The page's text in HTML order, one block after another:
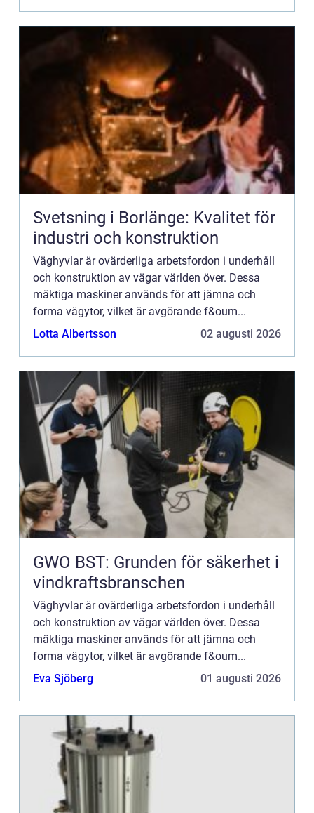
Svetsning i Borlänge: Kvalitet för
industri och konstruktion
Väghyvlar är ovärderliga arbetsfordon i underhåll
och konstruktion av vägar världen över. Dessa
mäktiga maskiner används för att jämna och
forma vägytor, vilket är avgörande f&oum...
Lotta Albertsson
02 augusti 2026
GWO BST: Grunden för säkerhet i
vindkraftsbranschen
Väghyvlar är ovärderliga arbetsfordon i underhåll
och konstruktion av vägar världen över. Dessa
mäktiga maskiner används för att jämna och
forma vägytor, vilket är avgörande f&oum...
Eva Sjöberg
01 augusti 2026